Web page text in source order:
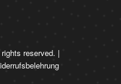
reserved. |